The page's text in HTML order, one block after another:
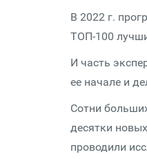
В 2022 г.
ТОП-100
И часть
ее начале и
Сотни
десятки
проводили